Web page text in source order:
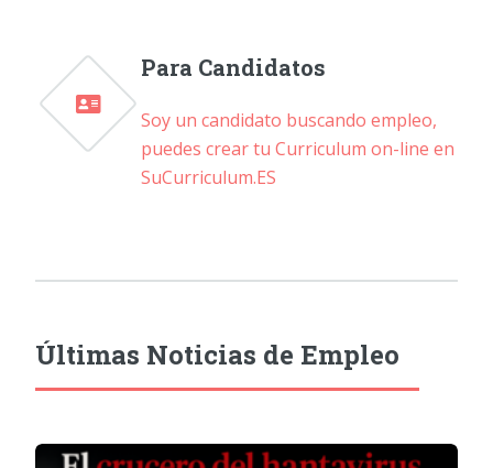
Para Candidatos
Soy un candidato buscando empleo,
puedes crear tu Curriculum on-line en
SuCurriculum.ES
Últimas Noticias de Empleo